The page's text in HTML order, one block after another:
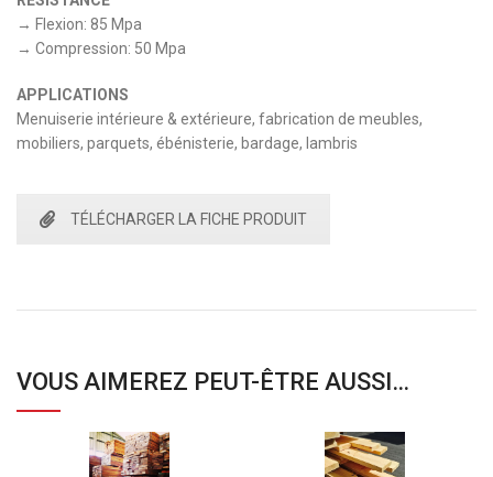
→ Flexion: 85 Mpa
→ Compression: 50 Mpa
APPLICATIONS
Menuiserie intérieure & extérieure, fabrication de meubles,
mobiliers, parquets, ébénisterie, bardage, lambris
TÉLÉCHARGER LA FICHE PRODUIT
VOUS AIMEREZ PEUT-ÊTRE AUSSI…